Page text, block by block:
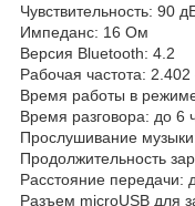
Чувствительность: 90
Импеданс: 16 Ом
Версия Bluetooth: 4.2
Рабочая частота:
Время работы в
Время разговора: до 6
Прослушивание
Продолжительность
Расстояние передачи:
Разъем microUSB для